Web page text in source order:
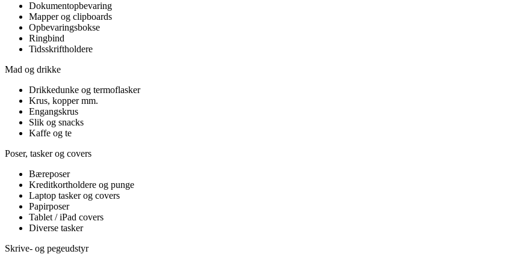
Dokumentopbevaring
Mapper og clipboards
Opbevaringsbokse
Ringbind
Tidsskriftholdere
Mad og drikke
Drikkedunke og termoflasker
Krus, kopper mm.
Engangskrus
Slik og snacks
Kaffe og te
Poser, tasker og covers
Bæreposer
Kreditkortholdere og punge
Laptop tasker og covers
Papirposer
Tablet / iPad covers
Diverse tasker
Skrive- og pegeudstyr